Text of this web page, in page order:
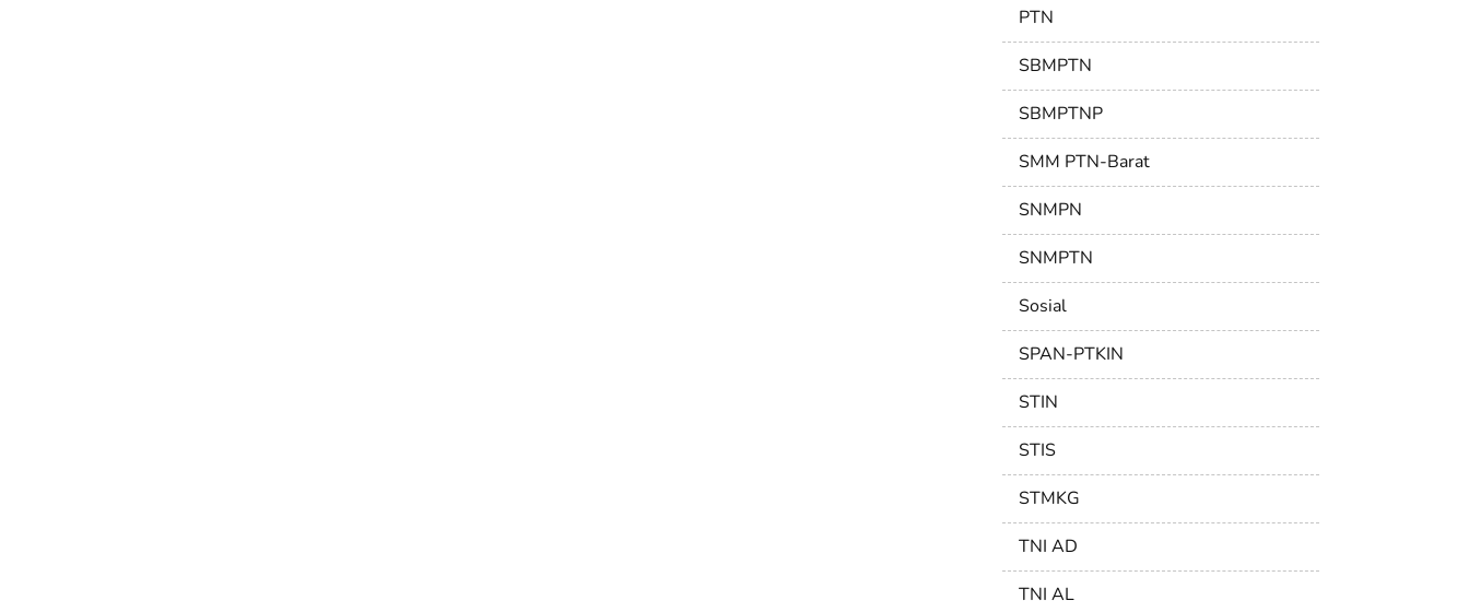
PTN
SBMPTN
SBMPTNP
SMM PTN-Barat
SNMPN
SNMPTN
Sosial
SPAN-PTKIN
STIN
STIS
STMKG
TNI AD
TNI AL